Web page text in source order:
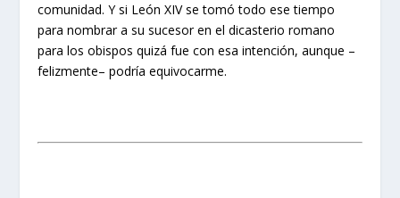
comunidad. Y si León XIV se tomó todo ese tiempo
para nombrar a su sucesor en el dicasterio romano
para los obispos quizá fue con esa intención, aunque –
felizmente– podría equivocarme.